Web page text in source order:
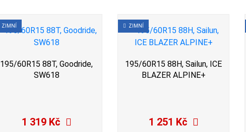
ZIMNÍ
195/60R15 88T, Goodride,
SW618
1 319 Kč
ZIMNÍ
195/60R15 88H, Sailun, ICE
BLAZER ALPINE+
1 251 Kč